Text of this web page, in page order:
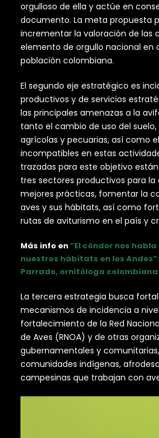
orgulloso de ella y actúe en
documento. La meta propuesta
incrementar la valoración de las
elemento de orgullo nacional en
población colombiana.
El segundo eje estratégico es
productivos y de servicios
las principales amenazas a la
tanto el cambio de uso del
agrícolas y pecuarias, así como
incompatibles en estas
trazadas para este objetivo
tres sectores productivos para la
mejores prácticas, fomentar la
aves y sus hábitats, así como
rutas de aviturismo en el país y
Más info en“El cóndor nos
nuestros hábitats en los
Parrado, ornitóloga colombiana
La tercera estrategia busca
mecanismos de incidencia a
fortalecimiento de la Red
de Aves (RNOA) y de otras
gubernamentales y
comunidades indígenas,
campesinas que trabajan con